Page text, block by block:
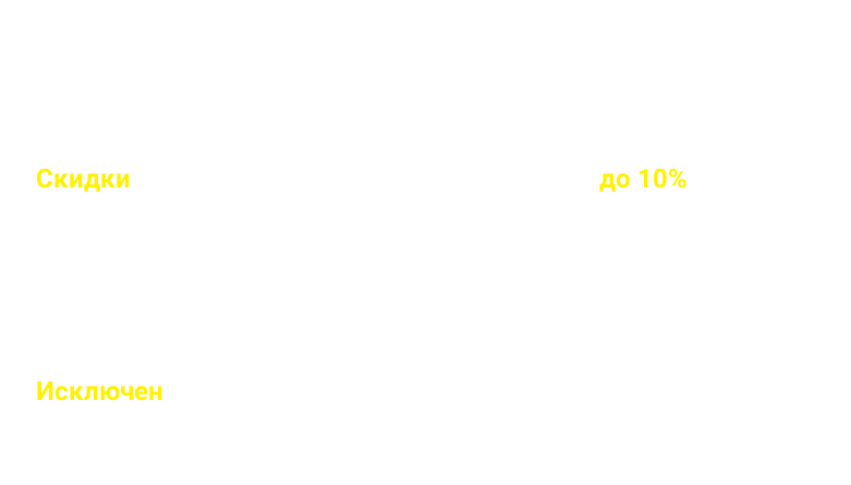
Скидки до 10%
Исключен